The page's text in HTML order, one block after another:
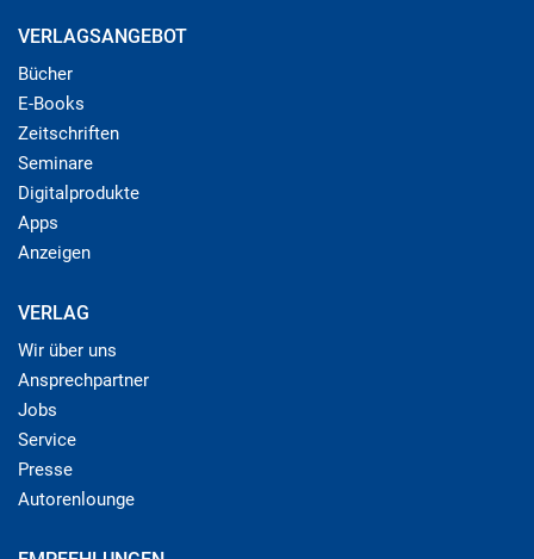
VERLAGSANGEBOT
Bücher
E-Books
Zeitschriften
Seminare
Digitalprodukte
Apps
Anzeigen
VERLAG
Wir über uns
Ansprechpartner
Jobs
Service
Presse
Autorenlounge